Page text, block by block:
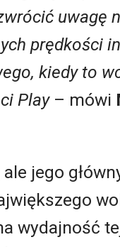
uwagę
prędkości
kiedy to
Play– mówi
jego
wydajność